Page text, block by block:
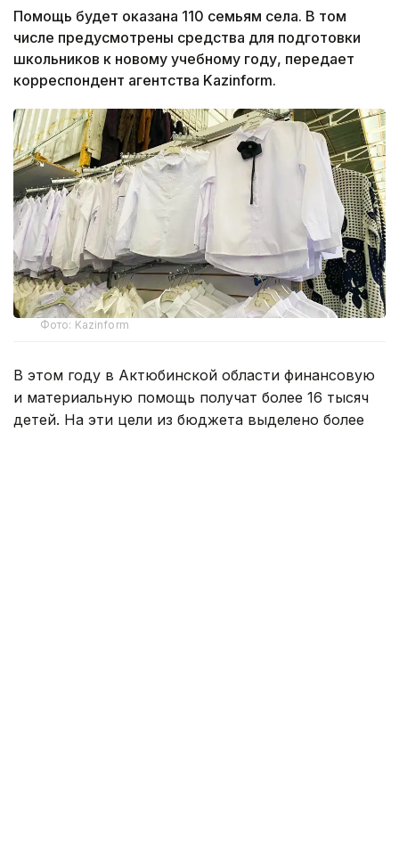
Помощь будет оказана 110 семьям села. В том
числе предусмотрены средства для подготовки
школьников к новому учебному году, передает
корреспондент агентства Kazinform.
Фото: Kazinform
В этом году в Актюбинской области финансовую
и материальную помощь получат более 16 тысяч
детей. На эти цели из бюджета выделено более